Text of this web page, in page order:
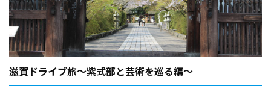
滋賀ドライブ旅～紫式部と芸術を巡る編～